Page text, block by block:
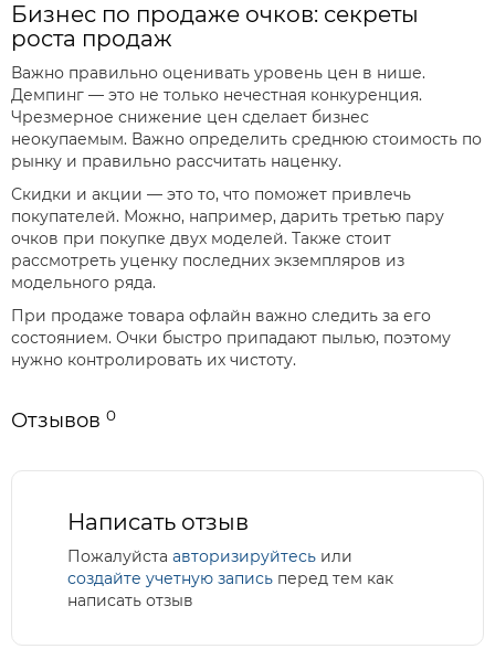
Бизнес по продаже очков: секреты
роста продаж
Важно правильно оценивать уровень цен в нише.
Демпинг — это не только нечестная конкуренция.
Чрезмерное снижение цен сделает бизнес
неокупаемым. Важно определить среднюю стоимость по
рынку и правильно рассчитать наценку.
Скидки и акции — это то, что поможет привлечь
покупателей. Можно, например, дарить третью пару
очков при покупке двух моделей. Также стоит
рассмотреть уценку последних экземпляров из
модельного ряда.
При продаже товара офлайн важно следить за его
состоянием. Очки быстро припадают пылью, поэтому
нужно контролировать их чистоту.
Отзывов 0
Написать отзыв
Пожалуйста авторизируйтесь или
создайте учетную запись перед тем как
написать отзыв